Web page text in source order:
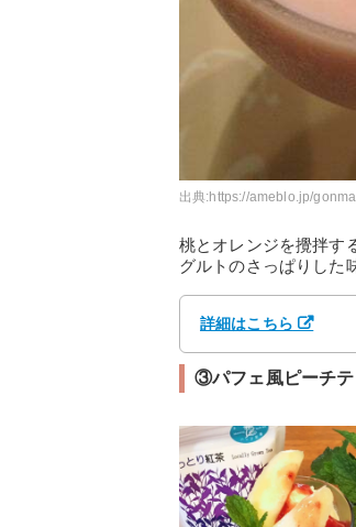
出典:https://ameblo.jp/
桃とオレンジを攪拌す
グルトのさっぱりした
詳細はこちら
③パフェ風ピーチ